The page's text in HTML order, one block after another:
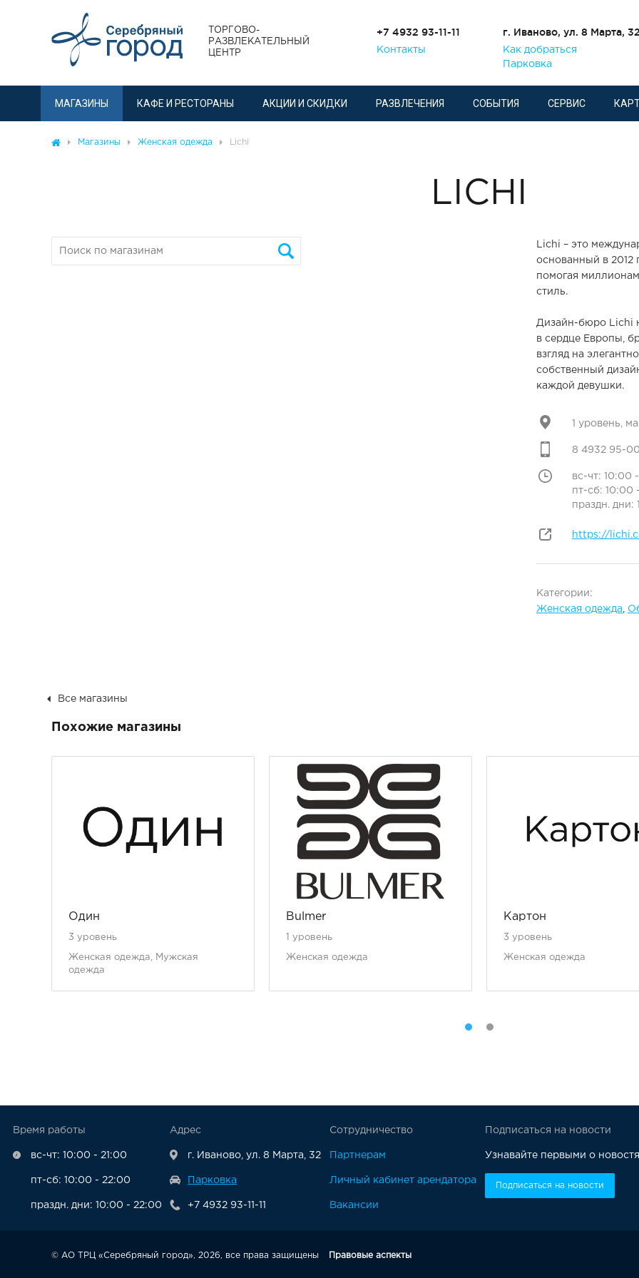
ТОРГОВО-
РАЗВЛЕКАТЕЛЬНЫЙ
ЦЕНТР
+7 4932 93-11-11
Контакты
г. Иваново, ул. 8 Марта, 32
Как добраться
Парковка
МАГАЗИНЫ КАФЕ И РЕСТОРАНЫ АКЦИИ И СКИДКИ РАЗВЛЕЧЕНИЯ СОБЫТИЯ СЕРВИС
Магазины Женская одежда Lichi
LICHI
Lichi – это
основанный в 2012
помогая
стиль.
Дизайн-бюро Lichi
в сердце Европы,
взгляд на
собственный
каждой девушки.
1 уровень,
8 4932 95-
вс-чт: 10:00
пт-сб: 10:00
праздн. дни:
https://
Категории:
Женская одежда
Все магазины
Похожие магазины
Один
3 уровень
Женская одежда, Мужская
одежда
Bulmer
1 уровень
Женская одежда
Картон
3 уровень
Женская одежда
Время работы
вс-чт: 10:00 - 21:00
пт-сб: 10:00 - 22:00
праздн. дни: 10:00 - 22:00
Адрес
г. Иваново, ул. 8 Марта, 32
Парковка
+7 4932 93-11-11
Сотрудничество
Партнерам
Личный кабинет арендатора
Вакансии
Подписаться на новости
Узнавайте первыми о
© АО ТРЦ «Серебряный город», 2026, все права защищены Правовые аспекты